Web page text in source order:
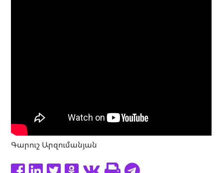
Գարուշ Արզումանյան